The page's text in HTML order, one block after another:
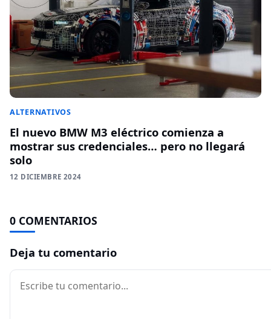
ALTERNATIVOS
El nuevo BMW M3 eléctrico comienza a
mostrar sus credenciales… pero no llegará
solo
12 DICIEMBRE 2024
0 COMENTARIOS
Deja tu comentario
Comentario